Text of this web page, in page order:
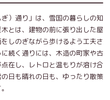
）通り」は、雪国の暮らしの知
とは、建物の前に張り出した屋
しのぎながら歩けるよう工夫さ
続く通りには、木造の町家や古
在し、レトロと温もりが溶け合
日も晴れの日も、ゆったり散策